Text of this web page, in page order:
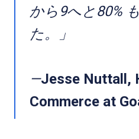
から9へと80%
た。」
—Jesse Nuttall,
Commerce at